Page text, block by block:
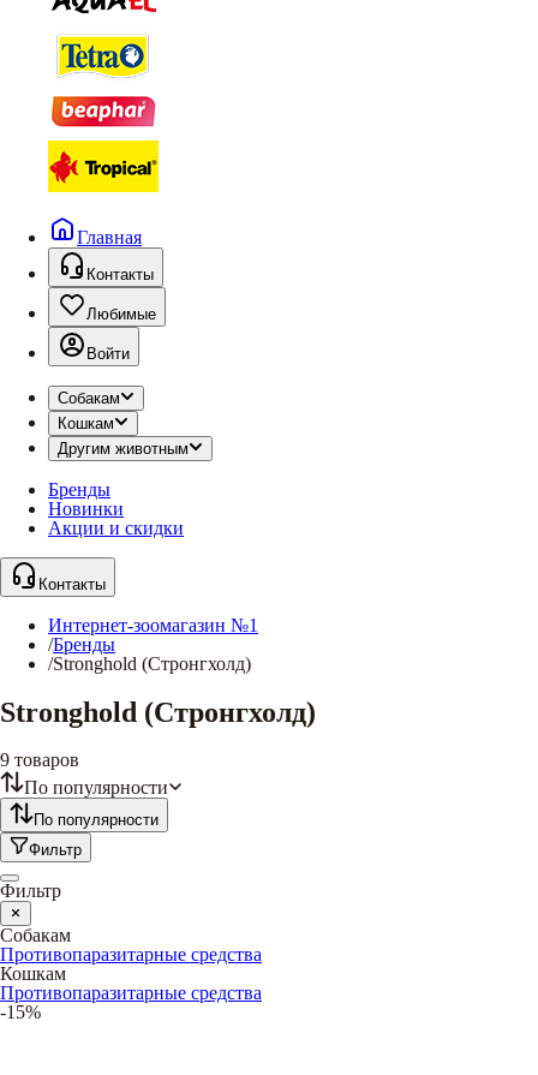
Главная
Контакты
Любимые
Войти
Собакам
Кошкам
Другим животным
Бренды
Новинки
Акции и скидки
Контакты
Интернет-зоомагазин №1
/Бренды
/Stronghold (Стронгхолд)
Stronghold (Стронгхолд)
9 товаров
По популярности
По популярности
Фильтр
Фильтр
Собакам
Противопаразитарные средства
Кошкам
Противопаразитарные средства
-15%